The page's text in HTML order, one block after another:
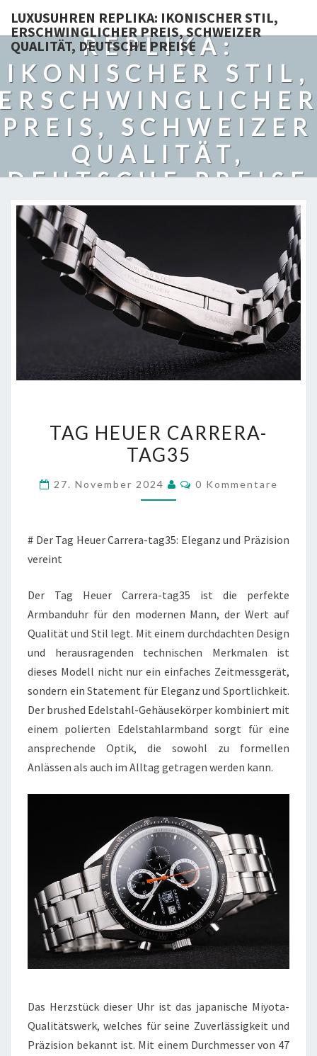
LUXUSUHREN REPLIKA: IKONISCHER STIL,
ERSCHWINGLICHER PREIS, SCHWEIZER
QUALITÄT, DEUTSCHE PREISE
LUXUSUHREN
REPLIKA:
IKONISCHER STIL,
PREIS, SCHWEIZER
QUALITÄT,
DEUTSCHE PREISE
HEUER
CARRERA-
TAG HEUER CARRERA-
TAG35
27. November 2024 Kommentare
0 Kommentare
# Der Tag Heuer Carrera-tag35: Eleganz und Präzision
vereint
Der Tag Heuer Carrera-tag35 ist die perfekte
Armbanduhr für den modernen Mann, der Wert auf
Qualität und Stil legt. Mit einem durchdachten Design
und herausragenden technischen Merkmalen ist
dieses Modell nicht nur ein einfaches Zeitmessgerät,
sondern ein Statement für Eleganz und Sportlichkeit.
Der brushed Edelstahl-Gehäusekörper kombiniert mit
einem polierten Edelstahlarmband sorgt für eine
ansprechende Optik, die sowohl zu formellen
Anlässen als auch im Alltag getragen werden kann.
Das Herzstück dieser Uhr ist das japanische Miyota-
Qualitätswerk, welches für seine Zuverlässigkeit und
Präzision bekannt ist. Mit einem Durchmesser von 47